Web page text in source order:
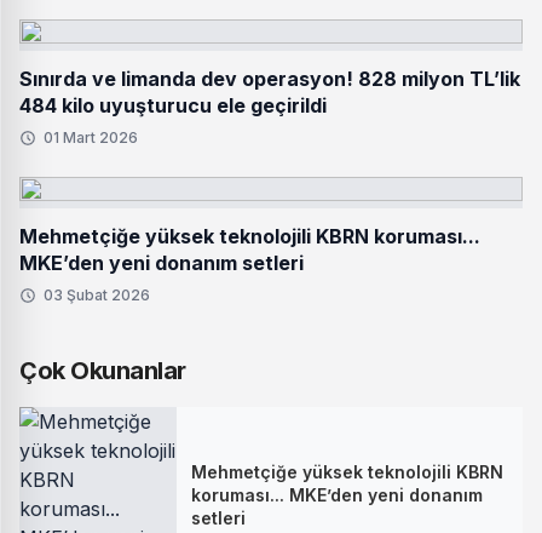
Sınırda ve limanda dev operasyon! 828 milyon TL’lik
484 kilo uyuşturucu ele geçirildi
01 Mart 2026
Mehmetçiğe yüksek teknolojili KBRN koruması...
MKE’den yeni donanım setleri
03 Şubat 2026
Çok Okunanlar
Mehmetçiğe yüksek teknolojili KBRN
koruması... MKE’den yeni donanım
setleri